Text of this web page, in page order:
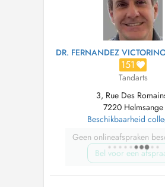
DR. FERNANDEZ
151
Tandarts
3, Rue Des
7220 Helmsange
Beschikbaarheid
Geen onlineafspraken
Bel voor een